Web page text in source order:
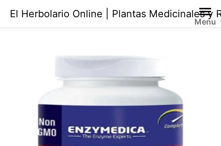
contenido
El Herbolario Online | Plantas Medicinales y
Menu